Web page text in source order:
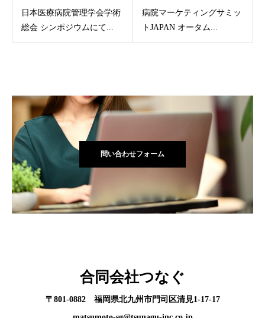
日本医療病院管理学会学術
総会 シンポジウムにて...
病院マーケティングサミッ
トJAPAN オータム...
問い合わせフォーム
合同会社つなぐ
〒801-0882 福岡県北九州市門司区清見1-17-17